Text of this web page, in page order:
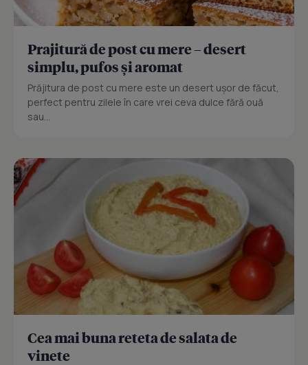
Prajitură de post cu mere – desert
simplu, pufos și aromat
Prăjitura de post cu mere este un desert ușor de făcut,
perfect pentru zilele în care vrei ceva dulce fără ouă
sau...
Cea mai buna reteta de salata de
vinete